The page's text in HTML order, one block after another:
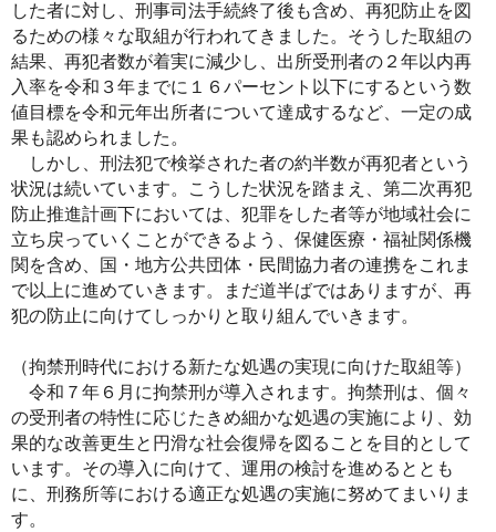
した者に対し、刑事司法手続終了後も含め、再犯防止を図
るための様々な取組が行われてきました。そうした取組の
結果、再犯者数が着実に減少し、出所受刑者の２年以内再
入率を令和３年までに１６パーセント以下にするという数
値目標を令和元年出所者について達成するなど、一定の成
果も認められました。
しかし、刑法犯で検挙された者の約半数が再犯者という
状況は続いています。こうした状況を踏まえ、第二次再犯
防止推進計画下においては、犯罪をした者等が地域社会に
立ち戻っていくことができるよう、保健医療・福祉関係機
関を含め、国・地方公共団体・民間協力者の連携をこれま
で以上に進めていきます。まだ道半ばではありますが、再
犯の防止に向けてしっかりと取り組んでいきます。
（拘禁刑時代における新たな処遇の実現に向けた取組等）
令和７年６月に拘禁刑が導入されます。拘禁刑は、個々
の受刑者の特性に応じたきめ細かな処遇の実施により、効
果的な改善更生と円滑な社会復帰を図ることを目的として
います。その導入に向けて、運用の検討を進めるととも
に、刑務所等における適正な処遇の実施に努めてまいりま
す。